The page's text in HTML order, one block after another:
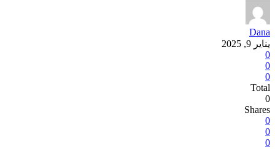
Dana
يناير 9, 2025
0
0
0
Total
0
Shares
0
0
0